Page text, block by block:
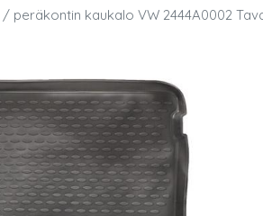
/ peräkontin kaukalo VW 2444A0002